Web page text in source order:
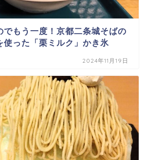
でもう一度！京都二条城そばの
使った「栗ミルク」かき氷
2024年11月19日